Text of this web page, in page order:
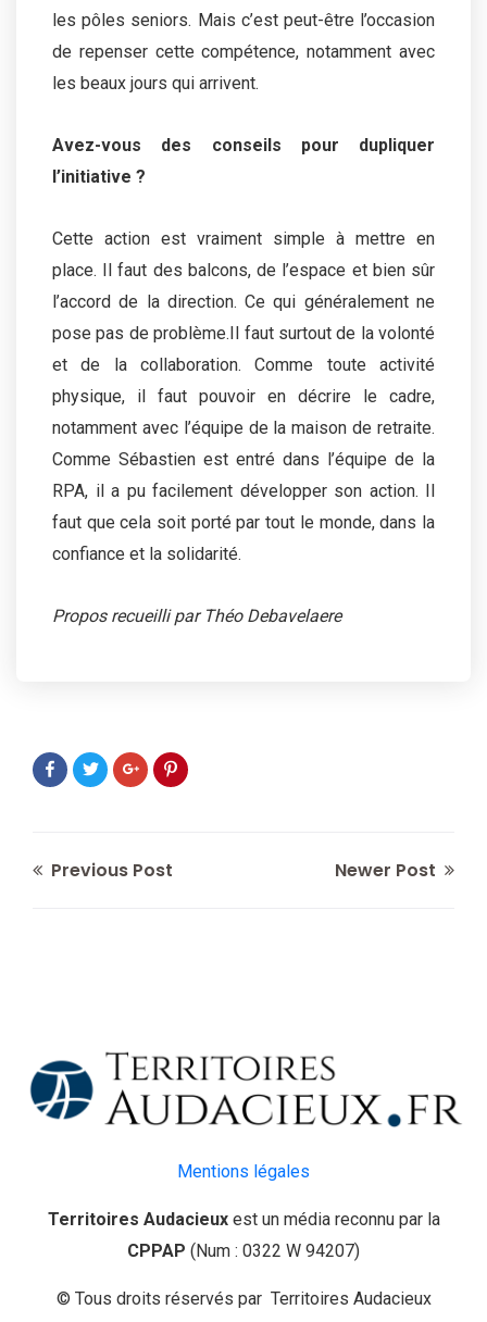
les pôles seniors. Mais c’est peut-être l’occasion
de repenser cette compétence, notamment avec
les beaux jours qui arrivent.
Avez-vous des conseils pour dupliquer
l’initiative ?
Cette action est vraiment simple à mettre en
place. Il faut des balcons, de l’espace et bien sûr
l’accord de la direction. Ce qui généralement ne
pose pas de problème.Il faut surtout de la volonté
et de la collaboration. Comme toute activité
physique, il faut pouvoir en décrire le cadre,
notamment avec l’équipe de la maison de retraite.
Comme Sébastien est entré dans l’équipe de la
RPA, il a pu facilement développer son action. Il
faut que cela soit porté par tout le monde, dans la
confiance et la solidarité.
Propos recueilli par Théo Debavelaere
Previous Post Newer Post
Mentions légales
Territoires Audacieuxest un média reconnu par la
CPPAP (Num : 0322 W 94207)
© Tous droits réservés par Territoires Audacieux